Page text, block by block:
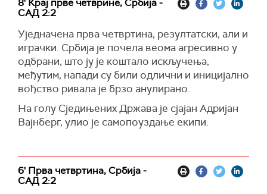
8' Крај прве четврине, Србија -
САД 2:2
Уједначена прва четвртина, резултатски, али и
играчки. Србија је почела веома агресивно у
одбрани, што ју је коштало искључења,
међутим, напади су били одлични и иницијално
вођство ривала је брзо анулирано.
На голу Сједињених Држава је сјајан Адријан
Вајнберг, улио је самопоуздање екипи.
6' Прва четвртина, Србија -
САД 2:2